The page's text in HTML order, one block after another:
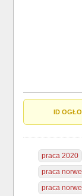
ID
praca 2020
praca
praca